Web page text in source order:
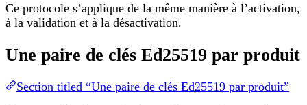
Ce protocole s’applique de la même manière à l’activation,
à la validation et à la désactivation.
Une paire de clés Ed25519 par produit
Section titled “Une paire de clés Ed25519 par produit”